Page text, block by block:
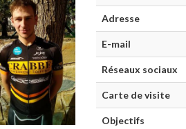
Adresse
E-mail
Réseaux sociaux
Carte de visite
Objectifs